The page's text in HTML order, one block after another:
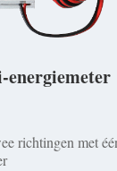
energiemeter
richtingen met